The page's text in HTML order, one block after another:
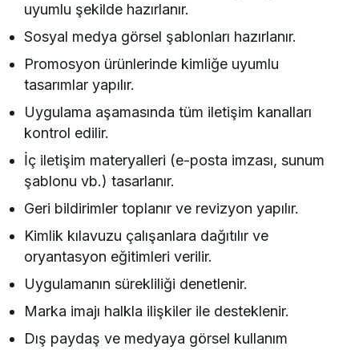
uyumlu şekilde hazırlanır.
Sosyal medya görsel şablonları hazırlanır.
Promosyon ürünlerinde kimliğe uyumlu
tasarımlar yapılır.
Uygulama aşamasında tüm iletişim kanalları
kontrol edilir.
İç iletişim materyalleri (e-posta imzası, sunum
şablonu vb.) tasarlanır.
Geri bildirimler toplanır ve revizyon yapılır.
Kimlik kılavuzu çalışanlara dağıtılır ve
oryantasyon eğitimleri verilir.
Uygulamanın sürekliliği denetlenir.
Marka imajı halkla ilişkiler ile desteklenir.
Dış paydaş ve medyaya görsel kullanım